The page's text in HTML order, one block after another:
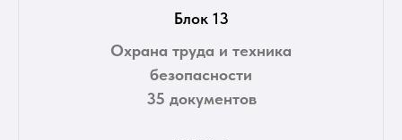
Блок 13
Охрана труда и техника
безопасности
35 документов